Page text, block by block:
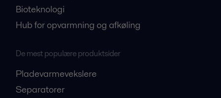
Bioteknologi
Hub for opvarmning og afkøling
De mest populære produktsider
Pladevarmevekslere
Separatorer